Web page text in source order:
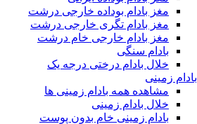
مغز بادام بوداده خارجی درشت
مغز بادام تگری خارجی درشت
مغز بادام خارجی خام درشت
بادام سنگی
خلال بادام درختی درجه یک
بادام زمینی
مشاهده همه بادام زمینی ها
خلال بادام زمینی
بادام زمینی خام بدون پوست